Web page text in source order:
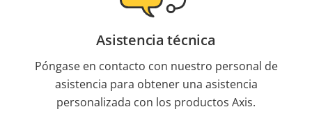
Asistencia técnica
Póngase en contacto con nuestro personal de
asistencia para obtener una asistencia
personalizada con los productos Axis.